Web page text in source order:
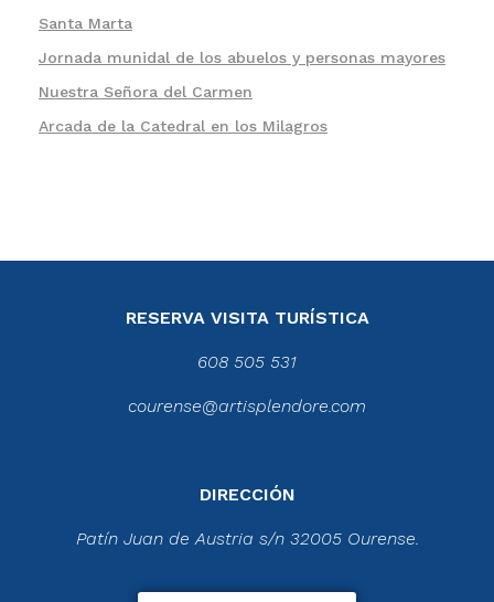
Santa Marta
Jornada munidal de los abuelos y personas mayores
Nuestra Señora del Carmen
Arcada de la Catedral en los Milagros
RESERVA VISITA TURÍSTICA
608 505 531
courense@artisplendore.com
DIRECCIÓN
Patín Juan de Austria s/n 32005 Ourense.